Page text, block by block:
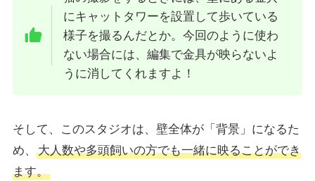
にキャットタワーを設置して歩いている
様子を撮るんだとか。今回のように使わ
ない場合には、編集で金具が映らないよ
うに消してくれますよ！
そして、このスタジオは、壁全体が「背景」になるた
め、
大人数や多頭飼いの方でも一緒に映ることができ
ます。